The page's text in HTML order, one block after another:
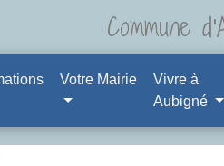
Commune
Votre Mairie
Vivre à
Aubigné